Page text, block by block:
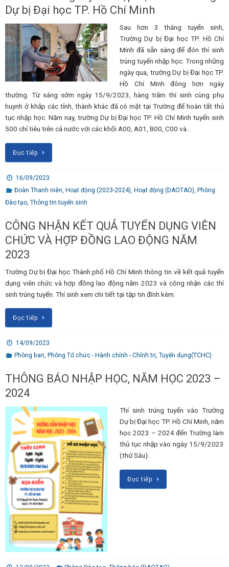
Dự bị Đại học TP. Hồ Chí Minh
Sau hơn 3 tháng tuyển sinh,
Trường Dự bị Đại học TP. Hồ Chí
Minh đã sẵn sàng để đón thí sinh
trúng tuyển nhập học. Trong những
ngày qua, trường Dự bị Đại học TP.
Hồ Chí Minh đông hơn ngày
thường. Từ sáng sớm ngày 15/9/2023, hàng trăm thí sinh cùng phụ
huynh ở khắp các tỉnh, thành khác đã có mặt tại Trường để hoàn tất thủ
tục nhập học. Năm nay, trường Dự bị Đại học TP. Hồ Chí Minh tuyển sinh
500 chỉ tiêu trên cả nước với các khối A00, A01, B00, C00 và…
Đọc tiếp
16/09/2023
Đoàn Thanh niên Hoạt động (2023-2024) Hoạt động (DAOTAO) Phòng
Đào tạo Thông tin tuyển sinh
CÔNG NHẬN KẾT QUẢ TUYỂN DỤNG VIÊN
CHỨC VÀ HỢP ĐỒNG LAO ĐỘNG NĂM
2023
Trường Dự bị Đại học Thành phố Hồ Chí Minh thông tin về kết quả tuyển
dụng viên chức và hợp đồng lao động năm 2023 và công nhận các thí
sinh trúng tuyển. Thí sinh xem chi tiết tại tập tin đính kèm.
Đọc tiếp
14/09/2023
Phòng ban, Phòng Tổ chức - Hành chính - Chính trị, Tuyển dụng(TCHC)
THÔNG BÁO NHẬP HỌC, NĂM HỌC 2023 –
2024
Thí sinh trúng tuyển vào Trường
Dự bị Đại học TP. Hồ Chí Minh, năm
học 2023 – 2024 đến Trường làm
thủ tục nhập vào ngày 15/9/2023
(thứ Sáu).
Đọc tiếp